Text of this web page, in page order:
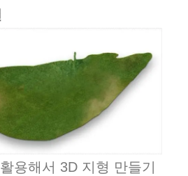
용해서 3D 지형 만들기